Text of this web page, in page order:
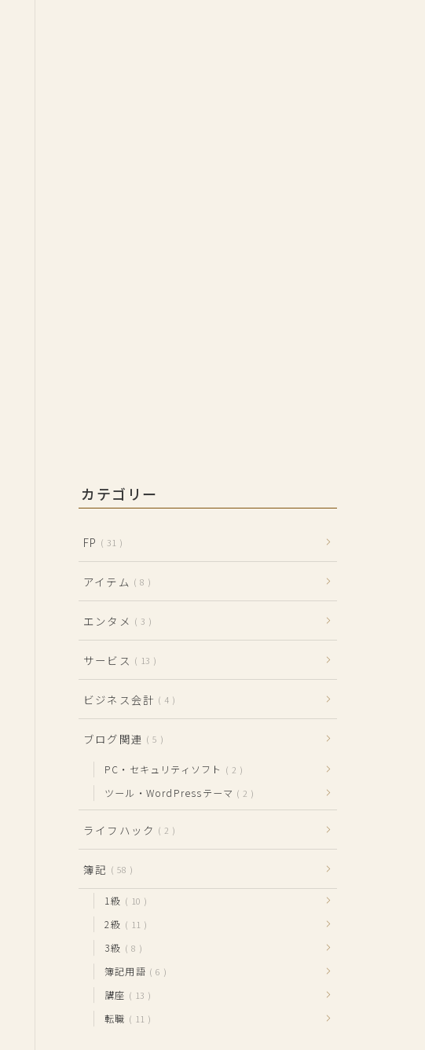
カテゴリー
FP 31
アイテム 8
エンタメ 3
サービス 13
ビジネス会計 4
ブログ関連 5
PC・セキュリティソフト 2
ツール・WordPressテーマ 2
ライフハック 2
簿記 58
1級 10
2級 11
3級 8
簿記用語 6
講座 13
転職 11